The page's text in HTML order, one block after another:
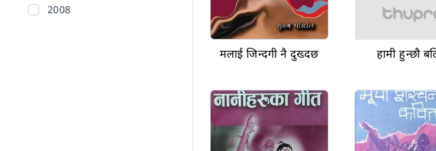
2008
मलाई जिन्दगी नै दुख्दछ हामी हुन्छौ